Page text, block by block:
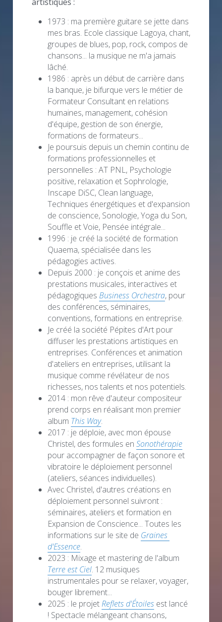
1973 : ma première guitare se jette dans
mes bras. Ecole classique Lagoya, chant,
groupes de blues, pop, rock, compos de
chansons... la musique ne m'a jamais
lâché.
1986 : après un début de carrière dans
la banque, je bifurque vers le métier de
Formateur Consultant en relations
humaines, management, cohésion
d'équipe, gestion de son énergie,
formations de formateurs...
Je poursuis depuis un chemin continu de
formations professionnelles et
personnelles : AT PNL, Psychologie
positive, relaxation et Sophrologie,
Inscape DiSC, Clean language,
Techniques énergétiques et d'expansion
de conscience, Sonologie, Yoga du Son,
Souffle et Voie, Pensée intégrale...
1996 : je créé la société de formation
Quaema, spécialisée dans les
pédagogies actives.
Depuis 2000 : je conçois et anime des
prestations musicales, interactives et
pédagogiques Business Orchestra, pour
des conférences, séminaires,
conventions, formations en entreprise.
Je créé la société Pépites d'Art pour
diffuser les prestations artistiques en
entreprises. Conférences et animation
d'ateliers en entreprises, utilisant la
musique comme révélateur de nos
richesses, nos talents et nos potentiels.
2014 : mon rêve d'auteur compositeur
prend corps en réalisant mon premier
album This Way.
Christel, des formules en Sonothérapie
pour accompagner de façon sonore et
vibratoire le déploiement personnel
(ateliers, séances individuelles).
Avec Christel, d'autres créations en
déploiement personnel suivront :
séminaires, ateliers et formation en
Expansion de Conscience... Toutes les
informations sur le site de Graines
d'Essence.
Terre est Ciel. 12 musiques
instrumentales pour se relaxer, voyager,
bouger librement...
2025 : le projet Reflets d'Étoiles est lancé
! Spectacle mélangeant chansons,